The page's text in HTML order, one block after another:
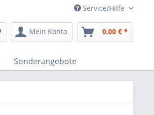
Service/Hilfe
Mein Konto 0,00 € *
Sonderangebote